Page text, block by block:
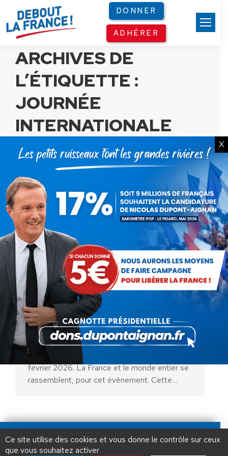
DONNER
ADHÉRER
ARCHIVES DE
L’ÉTIQUETTE :
JOURNÉE
INTERNATIONALE
Journée internationale des
maladies rares
Actualités ParErick Damaisin
1 mars 2026
La 19 ème édition de la journée internationale
des maladies rares aura lieu le samedi 28
février 2026. La France et le monde entier se
rassemblent, pour cet évènement. Cette…
X
LIBÉRER LA FRANCE
JE FAIS UN DON À DLF
Panneau de gestion des cookies
Ce site utilise des cookies et vous donne le contrôle sur ceux
que vous souhaitez activer